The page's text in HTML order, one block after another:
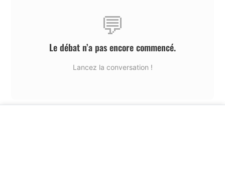
💬
Le débat n’a pas encore commencé.
Lancez la conversation !